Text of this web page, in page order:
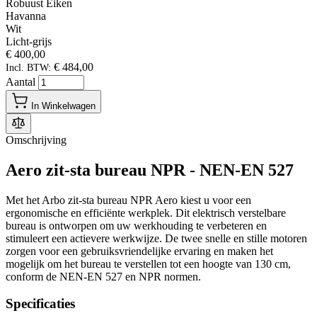
Robuust Eiken
Havanna
Wit
Licht-grijs
€ 400,00
Incl. BTW: € 484,00
Aantal
In Winkelwagen
Omschrijving
Aero zit-sta bureau NPR - NEN-EN 527
Met het Arbo zit-sta bureau NPR Aero kiest u voor een
ergonomische en efficiënte werkplek. Dit elektrisch verstelbare
bureau is ontworpen om uw werkhouding te verbeteren en
stimuleert een actievere werkwijze. De twee snelle en stille motoren
zorgen voor een gebruiksvriendelijke ervaring en maken het
mogelijk om het bureau te verstellen tot een hoogte van 130 cm,
conform de NEN-EN 527 en NPR normen.
Specificaties